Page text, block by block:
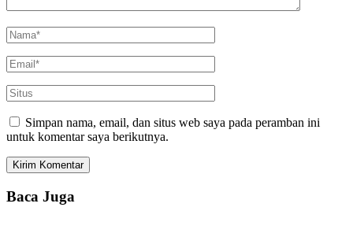
Simpan nama, email, dan situs web saya pada peramban ini
untuk komentar saya berikutnya.
Baca Juga